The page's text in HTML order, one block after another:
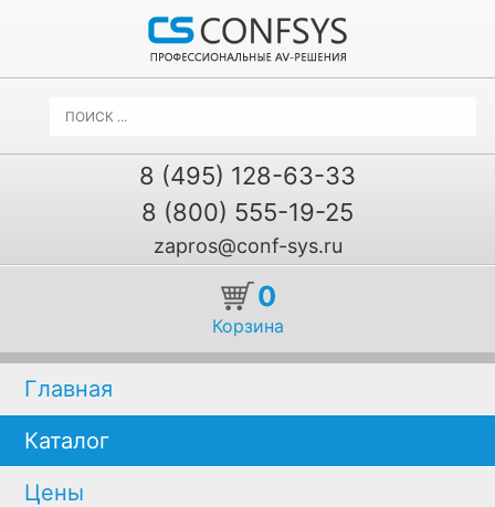
8 (495) 128-63-33
8 (800) 555-19-25
zapros@conf-sys.ru
0
Корзина
Главная
Каталог
Цены